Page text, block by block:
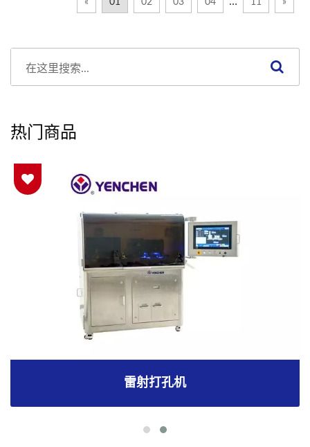
« 01 02 03 04 11 »
热门商品
雷射打孔机